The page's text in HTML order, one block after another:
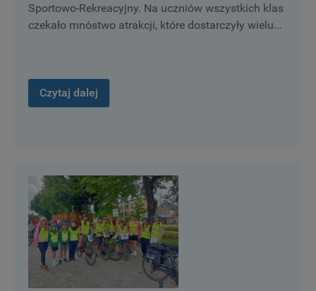
Sportowo-Rekreacyjny. Na uczniów wszystkich klas
czekało mnóstwo atrakcji, które dostarczyły wielu...
Czytaj dalej